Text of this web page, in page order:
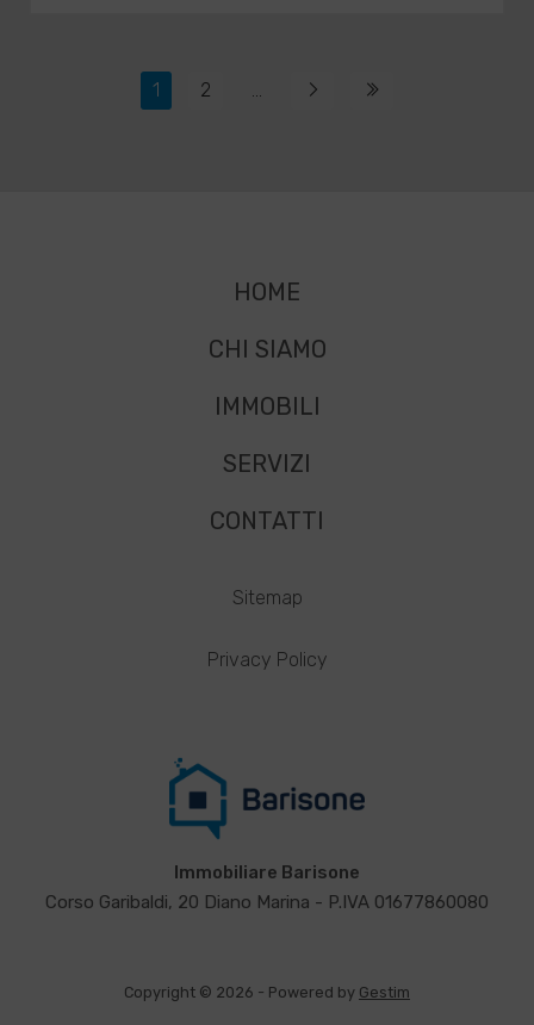
1 2 ...
HOME
CHI SIAMO
IMMOBILI
SERVIZI
CONTATTI
Sitemap
Privacy Policy
Immobiliare Barisone
Corso Garibaldi, 20 Diano Marina - P.IVA 01677860080
Copyright © 2026 - Powered by Gestim